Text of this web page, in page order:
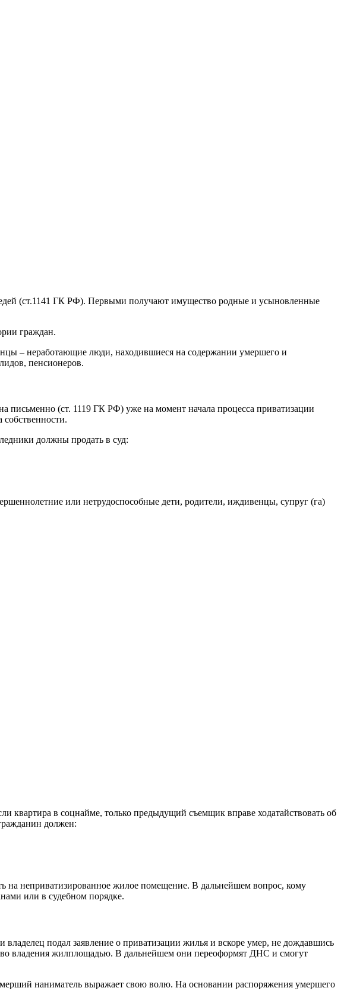
(ст.1141 ГК РФ). Первыми получают имущество родные и усыновленные
граждан.
– неработающие люди, находившиеся на содержании умершего и
пенсионеров.
письменно (ст. 1119 ГК РФ) уже на момент начала процесса приватизации
должны продать в суд:
или нетрудоспособные дети, родители, иждивенцы, супруг (га)
квартира в соцнайме, только предыдущий съемщик вправе ходатайствовать об
должен:
неприватизированное жилое помещение. В дальнейшем вопрос, кому
или в судебном порядке.
подал заявление о приватизации жилья и вскоре умер, не дождавшись
владения жилплощадью. В дальнейшем они переоформят ДНС и смогут
наниматель выражает свою волю. На основании распоряжения умершего